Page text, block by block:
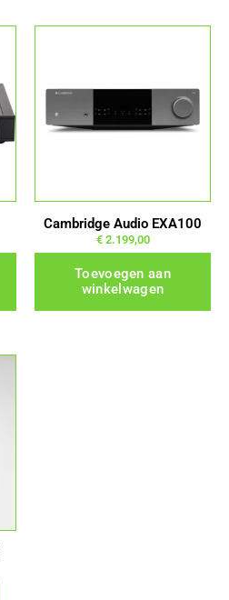
Cambridge Audio EXA100
€2.199,00
Toevoegen aan
winkelwagen